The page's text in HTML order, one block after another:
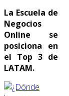
La Escuela de
Negocios
Online se
posiciona en
el Top 3 de
LATAM.